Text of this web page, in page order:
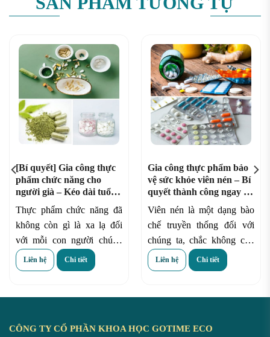
[Bí quyết] Gia công thực
phẩm chức năng cho
người già – Kéo dài tuổi
Thực phẩm chức năng đã
không còn gì là xa lạ đối
với mỗi con người chúng
ta. Hãy thể hiện sự quan
tâm và yêu thương sức
chúng ta bằng cách lựa
công thực phẩm chức
Liên hệ Chi tiết
Gia công thực phẩm bảo
vệ sức khỏe viên nén – Bí
quyết thành công ngay cả
khi bắt đầu từ con số 0
Viên nén là một dạng bào
chế truyền thống đối với
chúng ta, chắc không còn
có ai xa lạ đối với loại bào
chế này. Tuy nhiên, quy
khá gian nan và khó khăn.
Liên hệ Chi tiết
CÔNG TY CỔ PHẦN KHOA HỌC GOTIME ECO